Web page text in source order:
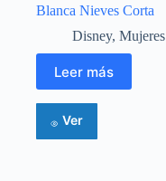
Blanca Nieves Corta
Disney, Mujeres
Leer más
Ver